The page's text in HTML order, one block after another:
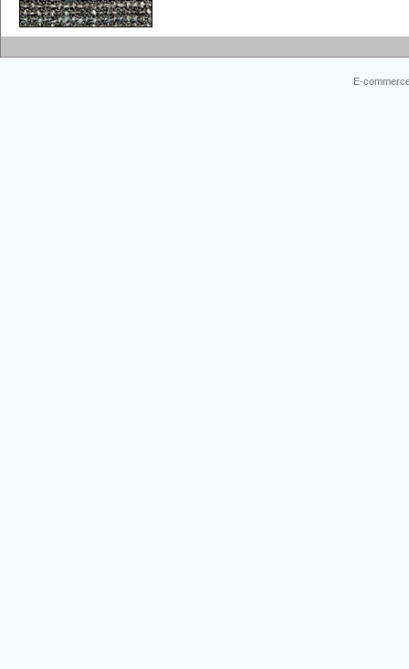
E-